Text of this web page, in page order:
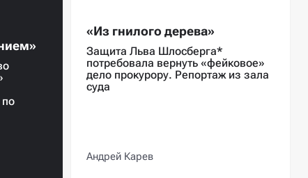
«Из гнилого дерева»
Защита Льва Шлосберга*
потребовала вернуть «фейковое»
дело прокурору. Репортаж из зала
суда
Андрей Карев